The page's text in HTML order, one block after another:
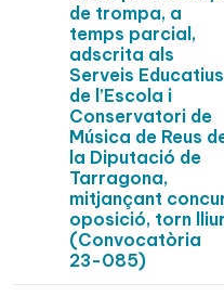
de trompa, a
temps parcial,
adscrita als
Serveis Educatius
de l’Escola i
Conservatori de
Música de Reus
la Diputació de
Tarragona,
mitjançant
oposició, torn
(Convocatòria
23-085)